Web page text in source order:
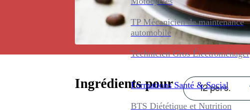
TP Mécanicien de maintenance
automobile
Technicien Gros Électroménager
Formations Santé & Social
BTS Diététique et Nutrition
Ingrédients pour 12 pers.